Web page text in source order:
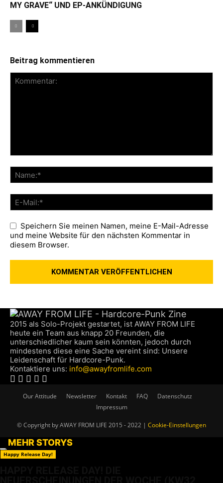
MY GRAVE“ UND EP-ANKÜNDIGUNG
Beitrag kommentieren
Speichern Sie meinen Namen, meine E-Mail-Adresse
und meine Website für den nächsten Kommentar in
diesem Browser.
2015 als Solo-Projekt gestartet, ist AWAY FROM LIFE
heute ein Team aus knapp 20 Freunden, die
unterschiedlicher kaum sein könnten, jedoch durch
mindestens diese eine Sache vereint sind: Unsere
Leidenschaft für Hardcore-Punk.
Kontaktiere uns: info@awayfromlife.com
Our Attitude Newsletter Kontakt FAQ
Datenschutz
Impressum
© Copyright by AWAY FROM LIFE 2015 - 2022 | Cookie-Einstellungen
MEHR STORYS
Happy Release Day!